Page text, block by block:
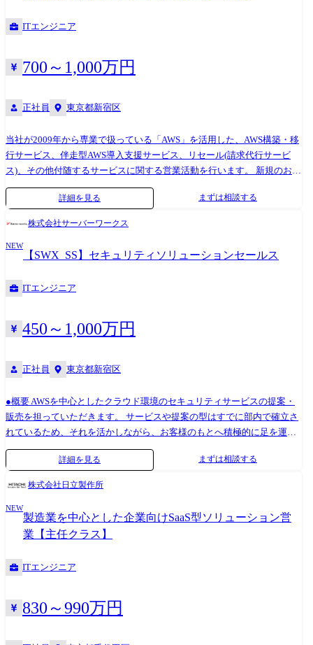
る、業務システム・インフラ系システムの新規構築、システム刷新につ
いての企画・提案を行います。お客様と共に社会インフラを支えなが
【業務系事業】 ・お客様の課題や事業方針に沿った業務改善・DX化を提
案する活動 【インフラ系事業】 ・日立の技術だけではなく、他社との協
したインフラ基盤の構築、提案する活動 【職務詳細】 ●各案件の担当者
するため、お客様の課題、組織構造、意思決定の仕組みを理解し、最適
なソリューション・クラウドサービス・デジタルサービス(IT・OT・プロ
ダクト)などを組み合わせて提案活動に従事いただきます。 ●社会課題、
業界のトレンドやニーズ等、価値起点を視野に入れた情報収集・分析を
通じて社会イノベーション事業に貢献いただきます 【働く環境】 ①配属
様々な経験・バックグラウンドを持ったメンバーが集まっています。 ２
～３名でチーム形成をし、共同でいくつかのテーマに基づき戦略立案、
提案活動を担当いただきます。 ②働き方について 配属後は、指導員の下
で、業務の進め方を学んでいただきます。 又、長期で継続的に教育カリ
ります。 若手を中心に経験者採用で活躍しているメンバーも多く、在宅
勤務と出社勤務もフレキシブルに組み合わせながら仕事を進めていただ
て変更となる場合がございます。予めご了承ください。 ●ポジション 担
にご説明いたします。
ITエンジニア
700～1,000万円
正社員 東京都新宿区
当社が2009年から専業で扱っている「AWS」を活用した、AWS構築・移
行サービス、伴走型AWS導入支援サービス、リセール(請求代行サービ
ス)、その他付随するサービスに関する営業活動を行います。 新規のお客
様へのインバウンドセールスおよび既存のお客様へのリテンションが主
となります。 パッケージ化されたサービスをご案内するのではなく、お
範囲)会社の定める業務 【具体的な業務内容】 法人のお客様向けの提案
活動・リテンションをお任せします。 新規/既存どちらもご担当いただく
ことを想定しています。 当社ではマーケティング組織が以下の3つの機
能を有し、案件化までを組織的に対応しています。 ●リードジェネレー
購買意欲醸成) ●インサイドセールス パートナーからの紹介・Webフォー
ムからのお問い合わせ・イベント集客等が主なセールスリードとなりま
ールスを行いません。 そのため、各営業がそれぞれ担当するお客様に対
います。 お客様への提案はエンジニアと一緒に行います。 部署によって
は営業×エンジニアの「バディ制度」というものがあり、エンジニアと営
業が2人1組でお客様への提案活動を行います。 バディが決まっているこ
とで、担当者間のスムーズなコミュニケーションやお客様へのスピード
対応を可能にしています。 技術的な部分はエンジニアと協力し合える環
し、学習していただきます。 もちろん、今まで蓄積してきたノウハウや
先人の知恵が詰まった学習資料などを充分に活用いただけます。 【案件
について】 ●案件の規模:100万単位～1,000万単位、それ以上のものもあ
いをさせていただくケースもあります。 ●お客様の業界:基本的に業界を
える課題:コスト課題、セキュリティ課題、統合基盤課題、ガイドライン
に関する課題等 ●お客様のご担当:情報システム部・部長/経営層クラス
詳細を見る まずは相談する
株式会社サーバーワークス
NEW
【SWX_SS】セキュリティソリューションセールス
ITエンジニア
450～1,000万円
正社員 東京都新宿区
●概要 AWSを中心としたクラウド環境のセキュリティサービスの提案・
販売を担っていただきます。 サービスや提案の型はすでに部内で確立さ
れているため、それを活かしながら、お客様のもとへ積極的に足を運
び、案件を前に進めていく行動力が求められるポジションです。 社内の
他部署とも連携しながら、既存のお客様基盤に対して新たな提案機会を
広げていく、当社の中でも成長性の高い領域であり、事業拡大に伴い積
更の範囲)会社の定める業務 【具体的な業務内容】 ●クラウドセキュリテ
ィ関連サービスの提案・商談推進 └他部署の営業担当と連携した新規提
案機会の創出 └お客様の課題ヒアリングから、提案、見積り作成、導入
提案資料の作成、既存サービスとの連携対応 ●マーケティング的な活動
も挑戦可能
詳細を見る まずは相談する
株式会社日立製作所
NEW
製造業を中心とした企業向けSaaS型ソリューション営
業【主任クラス】
ITエンジニア
830～990万円